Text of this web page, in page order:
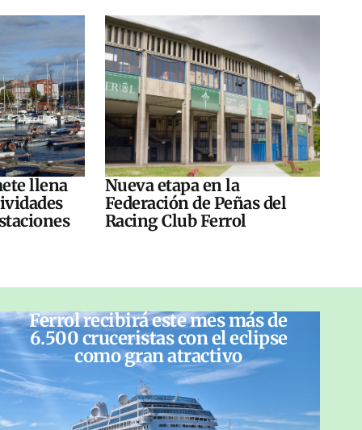
llena
Nueva etapa en la
Federación de Peñas del
Racing Club Ferrol
Ferrol recibirá este mes más de
6.500 cruceristas con el eclipse
como gran atractivo